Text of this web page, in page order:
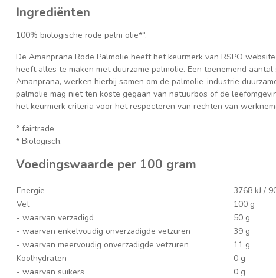
Ingrediënten
100% biologische rode palm olie*°.
De Amanprana Rode Palmolie heeft het keurmerk van RSPO
heeft alles te maken met duurzame palmolie. Een toenemend
Amanprana, werken hierbij samen om de palmolie-industrie
palmolie mag niet ten koste gegaan van natuurbos of de
het keurmerk criteria voor het respecteren van rechten van
° fairtrade
* Biologisch.
Voedingswaarde per 100 gram
Energie
3768 kJ /
Vet
100 g
- waarvan verzadigd
50 g
- waarvan enkelvoudig onverzadigde vetzuren
39 g
- waarvan meervoudig onverzadigde vetzuren
11 g
Koolhydraten
0 g
- waarvan suikers
0 g